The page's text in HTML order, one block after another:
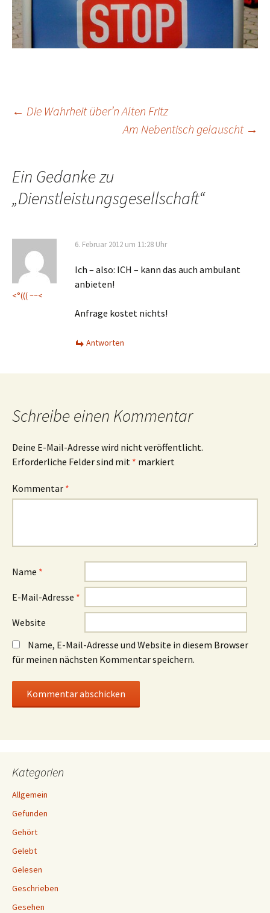
Beitrags-
← Die Wahrheit über’n Alten Fritz
Am Nebentisch gelauscht →
Ein Gedanke zu
„Dienstleistungsgesellschaft“
<°((( ~~<
6. Februar 2012 um 11:28 Uhr
Ich – also: ICH – kann das auch ambulant
anbieten!
Anfrage kostet nichts!
Antworten
Schreibe einen Kommentar
Deine E-Mail-Adresse wird nicht veröffentlicht.
Erforderliche Felder sind mit * markiert
Kommentar *
Name *
E-Mail-Adresse *
Website
Name, E-Mail-Adresse und Website in diesem Browser
für meinen nächsten Kommentar speichern.
Kategorien
Allgemein
Gefunden
Gehört
Gelebt
Gelesen
Geschrieben
Gesehen